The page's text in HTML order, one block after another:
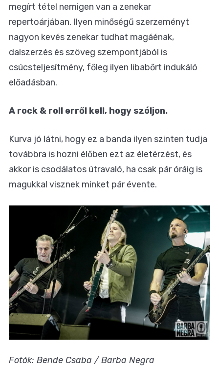
megírt tétel nemigen van a zenekar
repertoárjában. Ilyen minőségű szerzeményt
nagyon kevés zenekar tudhat magáénak,
dalszerzés és szöveg szempontjából is
csúcsteljesítmény, főleg ilyen libabőrt indukáló
előadásban.
A rock & roll erről kell, hogy szóljon.
Kurva jó látni, hogy ez a banda ilyen szinten tudja
továbbra is hozni élőben ezt az életérzést, és
akkor is csodálatos útravaló, ha csak pár óráig is
magukkal visznek minket pár évente.
Fotók: Bende Csaba / Barba Negra